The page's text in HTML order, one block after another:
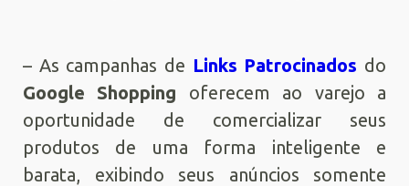
– As campanhas de Links Patrocinados do
Google Shopping oferecem ao varejo a
oportunidade de comercializar seus
produtos de uma forma inteligente e
barata, exibindo seus anúncios somente